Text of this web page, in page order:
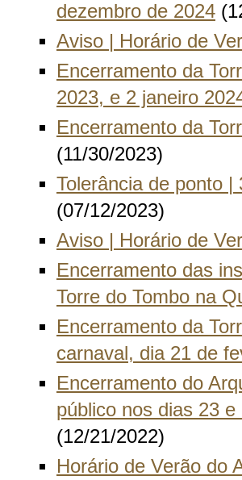
dezembro de 2024
Aviso | Horário de
Encerramento da
2023, e 2 janeiro
Encerramento da
(11/30/2023)
Tolerância de ponto
(07/12/2023)
Aviso | Horário de
Encerramento das
Torre do Tombo na
Encerramento da
carnaval, dia 21 de
Encerramento do
público nos dias 23
(12/21/2022)
Horário de Verão do